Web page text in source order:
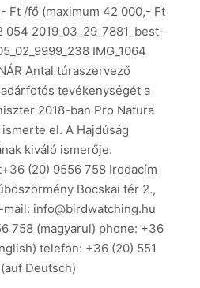
Ft /fő (maximum 42 000,- Ft
2019_03_29_7881_best-
IMG_1064
Antal túraszervező
tevékenységét a
2018-ban Pro Natura
el. A Hajdúság
kiváló ismerője.
(20) 9556 758 Irodacím
Bocskai tér 2.,
mail: info@birdwatching.hu
758 (magyarul) phone: +36
telefon: +36 (20) 551
Deutsch)